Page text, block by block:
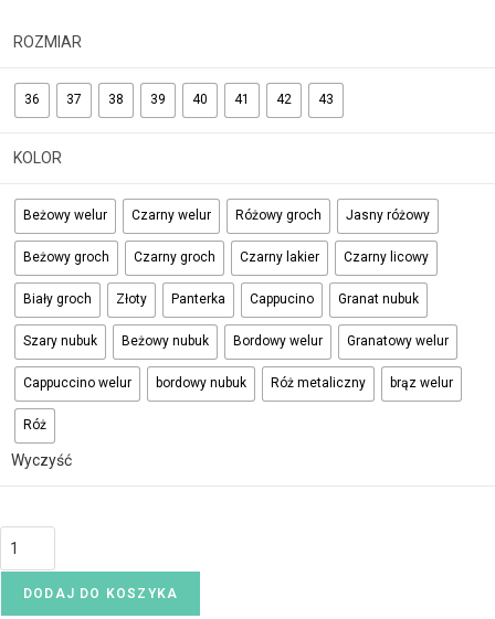
ROZMIAR
36 37 38 39 40 41 42 43
KOLOR
Beżowy welur Czarny welur Różowy groch Jasny różowy
Beżowy groch Czarny groch Czarny lakier Czarny licowy
Biały groch Złoty Panterka Cappucino Granat nubuk
Szary nubuk Beżowy nubuk Bordowy welur Granatowy welur
Cappuccino welur bordowy nubuk Róż metaliczny brąz welur
Róż
Wyczyść
DODAJ DO KOSZYKA